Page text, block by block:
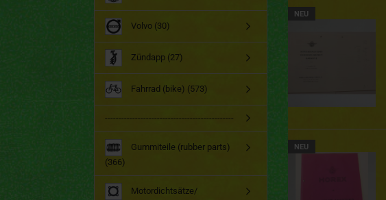
NEU
NEU
Volvo (30)
Zündapp (27)
Fahrrad (bike) (573)
-----------------------------------------------
Gummiteile (rubber parts)
(366)
Motordichtsätze/